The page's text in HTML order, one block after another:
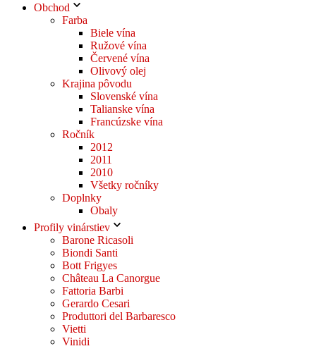
Obchod
Farba
Biele vína
Ružové vína
Červené vína
Olivový olej
Krajina pôvodu
Slovenské vína
Talianske vína
Francúzske vína
Ročník
2012
2011
2010
Všetky ročníky
Doplnky
Obaly
Profily vinárstiev
Barone Ricasoli
Biondi Santi
Bott Frigyes
Château La Canorgue
Fattoria Barbi
Gerardo Cesari
Produttori del Barbaresco
Vietti
Vinidi